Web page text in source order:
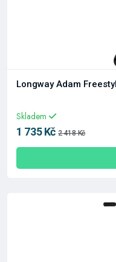
Longway Adam
Skladem
1 735 Kč 2 418 Kč